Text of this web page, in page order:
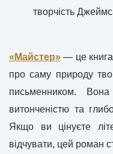
творчість
«Майстер» — це
про саму природу
письменником.
витонченістю та
Якщо ви цінуєте
відчувати, цей роман